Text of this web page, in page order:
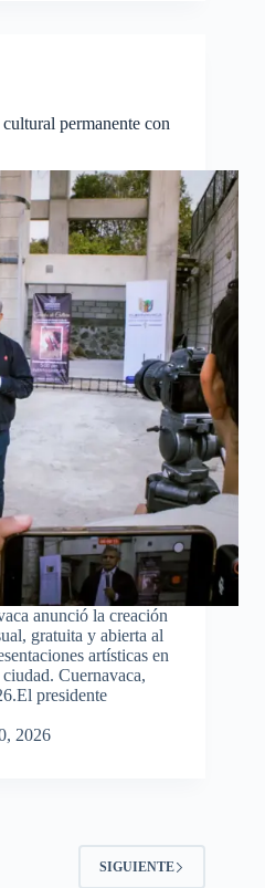
permanente con
anunció la creación
gratuita y abierta al
artísticas en
Cuernavaca,
presidente
2026
SIGUIENTE